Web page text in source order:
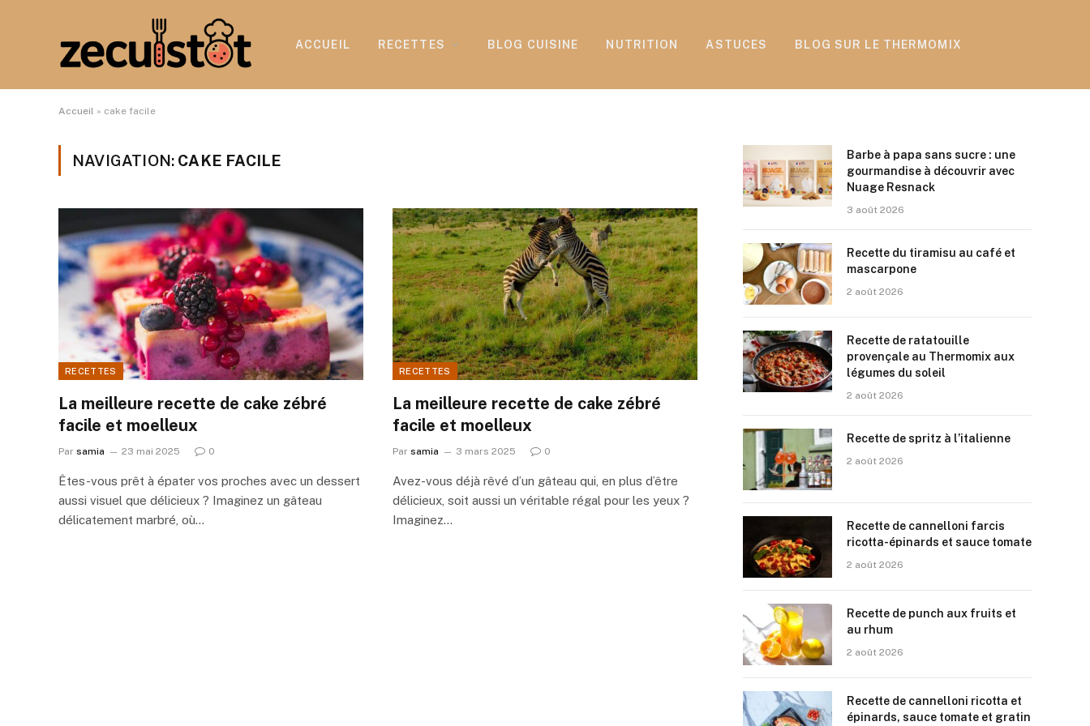
ACCUEIL RECETTES BLOG CUISINE NUTRITION ASTUCES BLOG SUR LE THERMOMIX
Accueil » cake facile
NAVIGATION: CAKE FACILE
RECETTES
La meilleure recette de cake zébré
facile et moelleux
Par samia 23 mai 2025 0
Êtes-vous prêt à épater vos proches avec un dessert
aussi visuel que délicieux ? Imaginez un gâteau
délicatement marbré, où…
RECETTES
La meilleure recette de cake zébré
facile et moelleux
Par samia 3 mars 2025 0
Avez-vous déjà rêvé d’un gâteau qui, en plus d’être
délicieux, soit aussi un véritable régal pour les yeux ?
Imaginez…
Barbe à papa sans sucre : une
gourmandise à découvrir avec
Nuage Resnack
3 août 2026
Recette du tiramisu au café et
mascarpone
2 août 2026
Recette de ratatouille
provençale au Thermomix aux
légumes du soleil
2 août 2026
Recette de spritz à l’italienne
2 août 2026
Recette de cannelloni farcis
ricotta-épinards et sauce tomate
2 août 2026
Recette de punch aux fruits et
au rhum
2 août 2026
Recette de cannelloni ricotta et
épinards, sauce tomate et gratin